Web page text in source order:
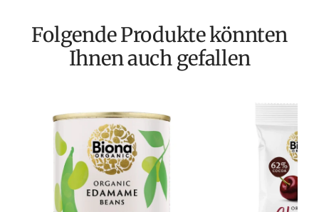
Folgende Produkte könnten
Ihnen auch gefallen